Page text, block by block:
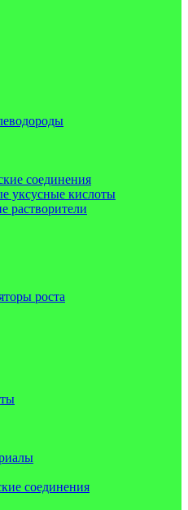
соединения
уксусные кислоты
растворители
роста
соединения